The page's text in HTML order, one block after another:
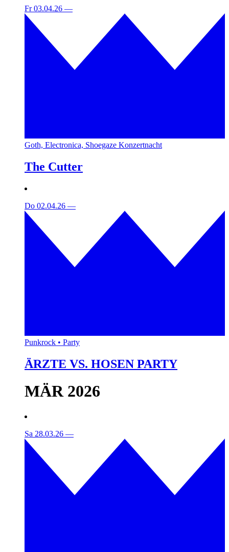
Fr 03.04.26 —
Goth, Electronica, Shoegaze Konzertnacht
The Cutter
Do 02.04.26 —
Punkrock • Party
ÄRZTE VS. HOSEN PARTY
MÄR 2026
Sa 28.03.26 —